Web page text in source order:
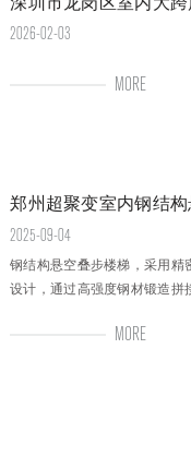
2026-02-03
MORE
郑州超聚变室内钢结
2025-09-04
钢结构悬空叠步楼梯，采用精
设计，通过高强度钢材锻造拼
实现悬空效果，每一处细节都
MORE